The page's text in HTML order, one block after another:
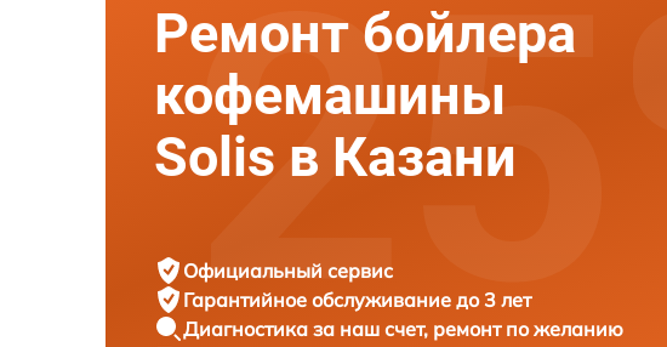
Ремонт бойлера
кофемашины
Solis в Казани
Официальный сервис
Гарантийное обслуживание до 3 лет
Диагностика за наш счет, ремонт по желанию